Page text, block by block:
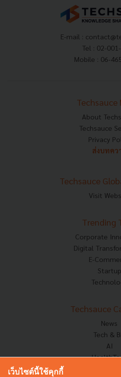
E-mail :
Tel : 02-
Mobile : 06-
Techsauce
About
Techsauce
Privacy
ส่งบทคว
Techsauce
Visit
Trending
Corporate
Digital
E-
Startup
Techsauce
News
Tech &
AI
เว็บไซต์นี้ใช้คุกกี้